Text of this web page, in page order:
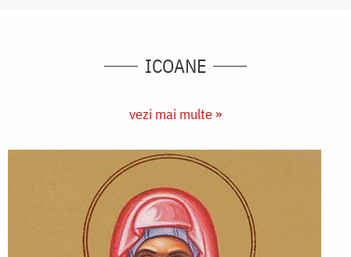
ICOANE
vezi mai multe »